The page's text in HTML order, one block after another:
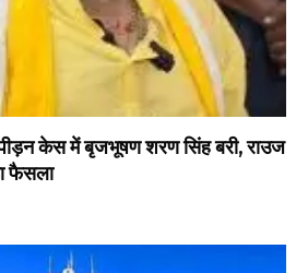
केस में बृजभूषण शरण सिंह बरी, राउज
फैसला